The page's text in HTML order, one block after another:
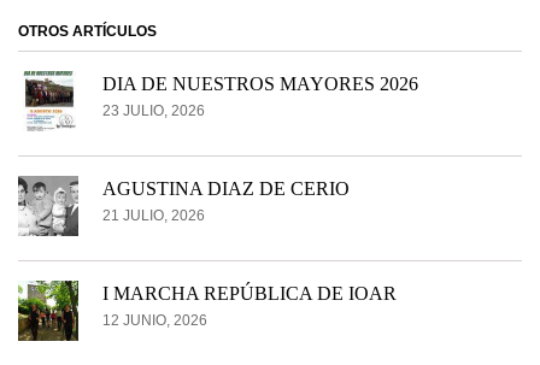
OTROS ARTÍCULOS
DIA DE NUESTROS MAYORES 2026
23 JULIO, 2026
AGUSTINA DIAZ DE CERIO
21 JULIO, 2026
I MARCHA REPÚBLICA DE IOAR
12 JUNIO, 2026